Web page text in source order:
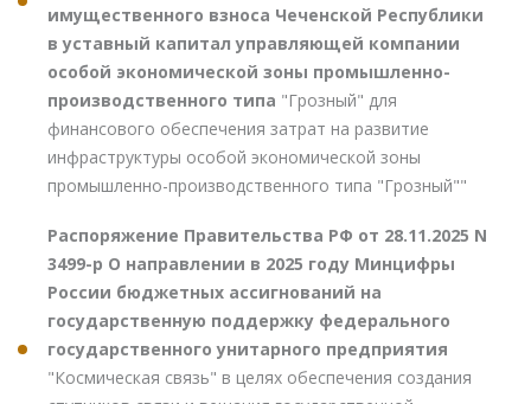
имущественного взноса Чеченской Республики
в уставный капитал управляющей компании
особой экономической зоны промышленно-
производственного типа "Грозный" для
финансового обеспечения затрат на развитие
инфраструктуры особой экономической зоны
промышленно-производственного типа "Грозный""
Распоряжение Правительства РФ от 28.11.2025 N
3499-р О направлении в 2025 году Минцифры
России бюджетных ассигнований на
государственную поддержку федерального
государственного унитарного предприятия
"Космическая связь" в целях обеспечения создания